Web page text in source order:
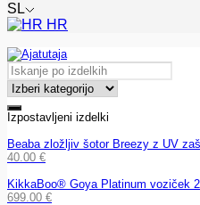
SL
HR
Izpostavljeni izdelki
Beaba zložljiv šotor Breezy z UV
40.00 €
KikkaBoo® Goya Platinum voziček
699.00 €